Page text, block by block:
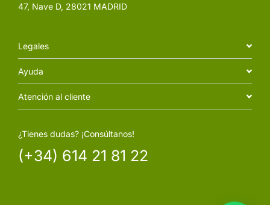
47, Nave D, 28021 MADRID
Legales
Ayuda
Atención al cliente
¿Tienes dudas? ¡Consúltanos!
(+34) 614 21 81 22